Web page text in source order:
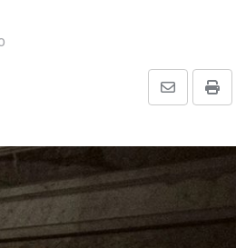
Print
Share
Email